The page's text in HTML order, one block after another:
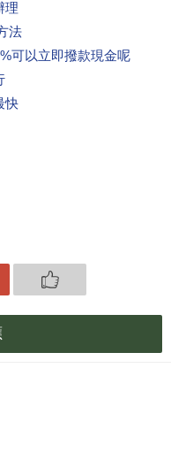
理
法
可以立即撥款現金呢
快